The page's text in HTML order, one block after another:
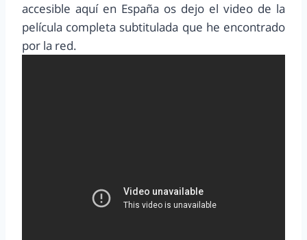
accesible aquí en España os dejo el video de la
película completa subtitulada que he encontrado
por la red.